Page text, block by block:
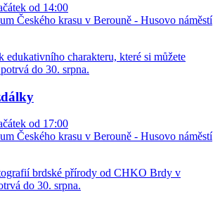
od 14:00
Českého krasu v Berouně - Husovo náměstí
edukativního charakteru, které si můžete
do 30. srpna.
od 17:00
Českého krasu v Berouně - Husovo náměstí
brdské přírody od CHKO Brdy v
do 30. srpna.